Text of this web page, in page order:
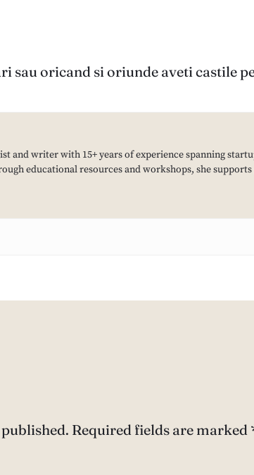
sau oricand si oriunde aveti castile
and writer with 15+ years of experience spanning
educational resources and workshops, she
Required fields are marked